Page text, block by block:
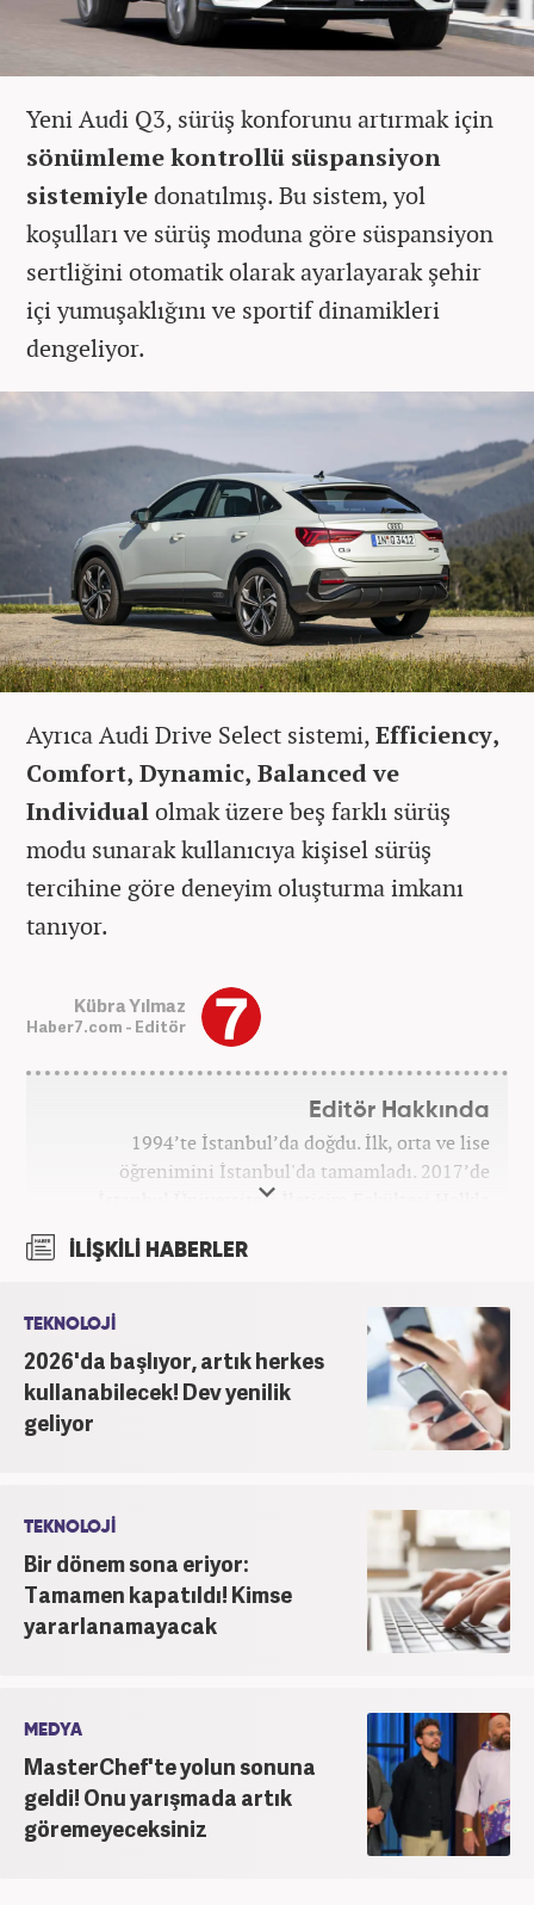
Yeni Audi Q3, sürüş konforunu artırmak için
sönümleme kontrollü süspansiyon
sistemiyledonatılmış. Bu sistem, yol
koşulları ve sürüş moduna göre süspansiyon
sertliğini otomatik olarak ayarlayarak şehir
içi yumuşaklığını ve sportif dinamikleri
dengeliyor.
Ayrıca Audi Drive Select sistemi,Efficiency,
Comfort, Dynamic, Balanced ve
Individualolmak üzere beş farklı sürüş
modu sunarak kullanıcıya kişisel sürüş
tercihine göre deneyim oluşturma imkanı
tanıyor.
Kübra Yılmaz
Haber7.com - Editör
Editör Hakkında
1994’te İstanbul’da doğdu. İlk, orta ve lise
öğrenimini İstanbul'da tamamladı. 2017’de
İstanbul Üniversitesi İletişim Fakültesi Halkla
2017’den beri Kanal7 Medya Grubu’na bağlı
etmektedir.
İLİŞKİLİ HABERLER
TEKNOLOJİ
2026'da başlıyor, artık herkes
kullanabilecek! Dev yenilik
geliyor
TEKNOLOJİ
Bir dönem sona eriyor:
Tamamen kapatıldı! Kimse
yararlanamayacak
MEDYA
MasterChef'te yolun sonuna
geldi! Onu yarışmada artık
göremeyeceksiniz